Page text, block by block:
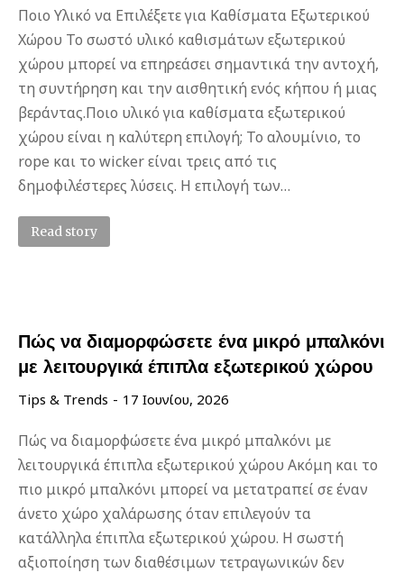
Ποιο Υλικό να Επιλέξετε για Καθίσματα Εξωτερικού
Χώρου Το σωστό υλικό καθισμάτων εξωτερικού
χώρου μπορεί να επηρεάσει σημαντικά την αντοχή,
τη συντήρηση και την αισθητική ενός κήπου ή μιας
βεράντας.Ποιο υλικό για καθίσματα εξωτερικού
χώρου είναι η καλύτερη επιλογή; Το αλουμίνιο, το
rope και το wicker είναι τρεις από τις
δημοφιλέστερες λύσεις. Η επιλογή των…
Read story
Πώς να διαμορφώσετε ένα μικρό μπαλκόνι
με λειτουργικά έπιπλα εξωτερικού χώρου
Tips & Trends 17 Ιουνίου, 2026
Πώς να διαμορφώσετε ένα μικρό μπαλκόνι με
λειτουργικά έπιπλα εξωτερικού χώρου Ακόμη και το
πιο μικρό μπαλκόνι μπορεί να μετατραπεί σε έναν
άνετο χώρο χαλάρωσης όταν επιλεγούν τα
κατάλληλα έπιπλα εξωτερικού χώρου. Η σωστή
αξιοποίηση των διαθέσιμων τετραγωνικών δεν